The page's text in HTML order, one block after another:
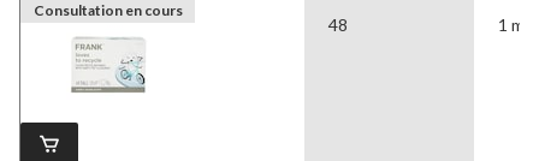
Consultation en cours
48 1 mil